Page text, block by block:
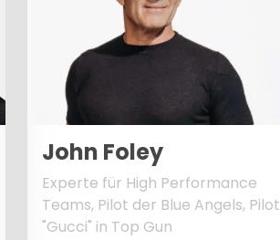
John Foley
Experte für High Performance
Teams, Pilot der Blue Angels, Pilot
"Gucci" in Top Gun